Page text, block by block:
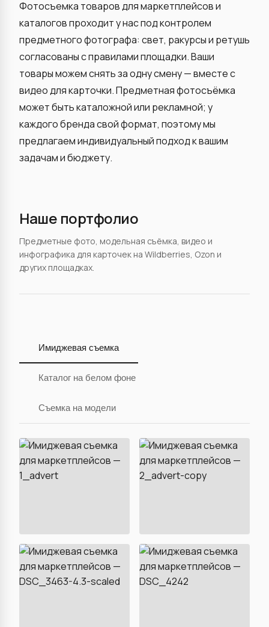
Фотосъемка товаров для маркетплейсов и
каталогов проходит у нас под контролем
предметного фотографа: свет, ракурсы и ретушь
согласованы с правилами площадки. Ваши
товары можем снять за одну смену — вместе с
видео для карточки. Предметная фотосъёмка
может быть каталожной или рекламной; у
каждого бренда свой формат, поэтому мы
предлагаем индивидуальный подход к вашим
задачам и бюджету.
Наше портфолио
Предметные фото, модельная съёмка, видео и
инфографика для карточек на Wildberries, Ozon и
других площадках.
Имиджевая съемка
Каталог на белом фоне
Съемка на модели